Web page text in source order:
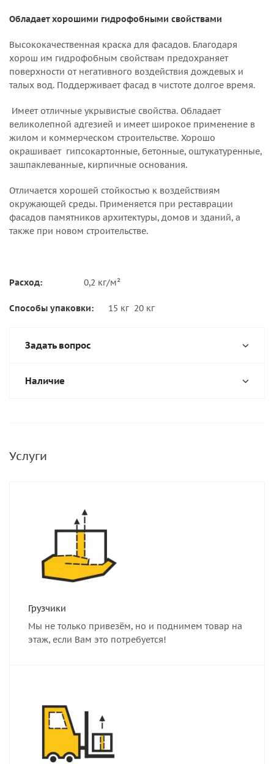
Oбладает хорошими гидрофобными свойствами
Высококачественная краска для фасадов. Благодаря
хорош им гидрофобным свойствам предохраняет
поверхности от негативного воздействия дождевых и
талых вод. Поддерживает фасад в чистоте долгое время.
Имеет отличные укрывистые свойства. Обладает
великолепной адгезией и имеет широкое применение в
жилом и коммерческом строительстве. Хорошо
окрашивает гипсокартонные, бетонные, оштукатуренные,
зашпаклеванные, кирпичные основания.
Отличается хорошей стойкостью к воздействиям
окружающей среды. Применяется при реставрации
фасадов памятников архитектуры, домов и зданий, а
также при новом строительстве.
Расход: 0,2 кг/м²
Способы упаковки: 15 кг 20 кг
Задать вопрос
Наличие
Услуги
Грузчики
Мы не только привезём, но и поднимем товар на
этаж, если Вам это потребуется!